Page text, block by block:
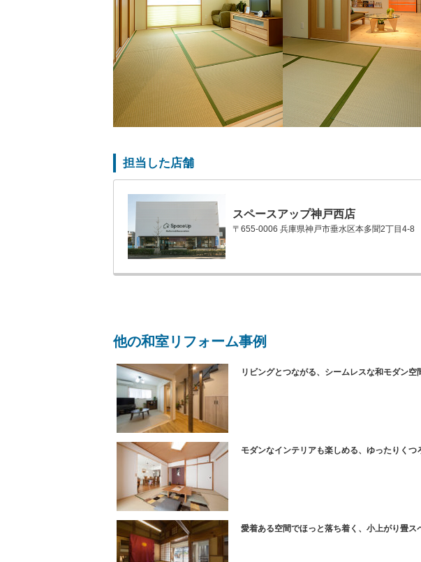
担当した店舗
スペースアップ神戸西店
〒655-0006 兵庫県神戸市垂水区本多聞2丁目4-8
他の和室リフォーム事例
リビングとつながる、シームレスな和モダン空
モダンなインテリアも楽しめる、ゆったりくつ
愛着ある空間でほっと落ち着く、小上がり畳ス